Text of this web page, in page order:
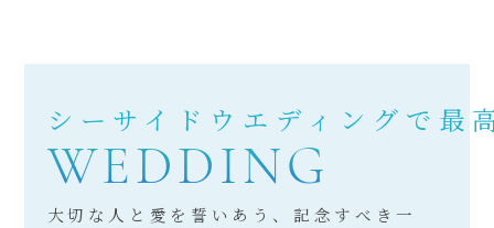
シーサイドウエディングで最
WEDDING
大切な人と愛を誓いあう、記念すべき一